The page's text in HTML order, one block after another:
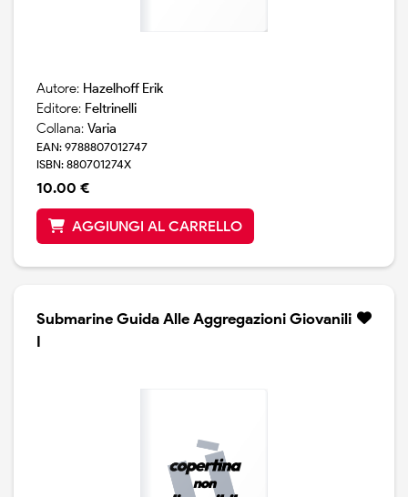
Autore: Hazelhoff Erik
Editore: Feltrinelli
Collana: Varia
EAN: 9788807012747
ISBN: 880701274X
10.00 €
AGGIUNGI AL CARRELLO
Submarine Guida Alle Aggregazioni Giovanili
I